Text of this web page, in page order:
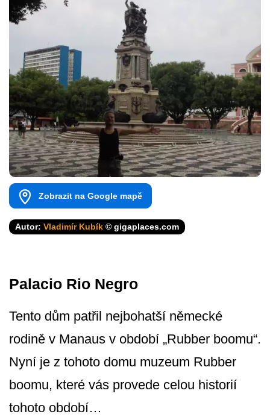
Zobrazit na Google mapě
Autor: Vladimír Kubík © gigaplaces.com
Palacio Rio Negro
Tento dům patřil nejbohatší německé
rodině v Manaus v období „Rubber boomu“.
Nyní je z tohoto domu muzeum Rubber
boomu, které vás provede celou historií
tohoto období…